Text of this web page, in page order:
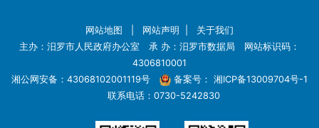
网站地图 网站声明
关于我们
主办：汨罗市人民政府办公室 承 办：汨罗市数据局 网站标识码：
4306810001
湘公网安备：43068102001119号
备案号： 湘ICP备13009704号-1
联系电话：0730-5242830